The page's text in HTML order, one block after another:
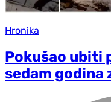
Hronika
Pokušao ubiti
sedam godina